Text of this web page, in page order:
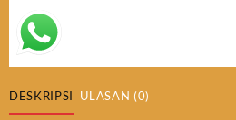
DESKRIPSI ULASAN (0)